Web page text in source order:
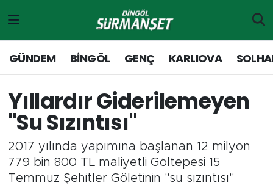
GÜNDEM BİNGÖL GENÇ KARLIOVA
Yıllardır Giderilemeyen
"Su Sızıntısı"
2017 yılında yapımına başlanan 12 milyon
779 bin 800 TL maliyetli Göltepesi 15
Temmuz Şehitler Göletinin "su sızıntısı"
Genç
Solhan
Karlıova
Adaklı-Kiğı
Merkez Hava Durumu
Merkez Trafik Yoğunluk Haritası
Süper Lig Puan Durumu ve Fikstür
Tüm Manşetler